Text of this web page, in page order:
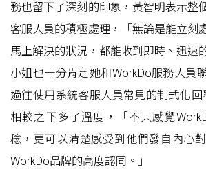
務也留下了深刻的印象，黃智明表示整
客服人員的積極處理，「無論是能立刻
馬上解決的狀況，都能收到即時、迅速
小姐也十分肯定她和WorkDo服務人員
過往使用系統客服人員常見的制式化
相較之下多了溫度，「不只感覺
稔，更可以清楚感受到他們發自內心
WorkDo品牌的高度認同。」